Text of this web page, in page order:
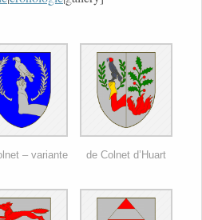
– variante de Colnet d’Huart